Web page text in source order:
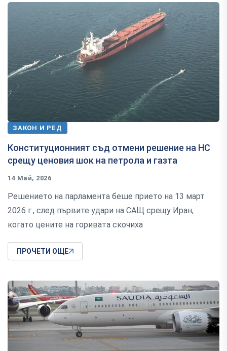
ЗАКОН И РЕД
Конституционният съд отмени решение на НС
срещу ценовия шок на петрола и газта
14 Май, 2026
Решението на парламента беше прието на 13 март
2026 г., след първите удари на САЩ срещу Иран,
когато цените на горивата скочиха
ПРОЧЕТИ ОЩЕ